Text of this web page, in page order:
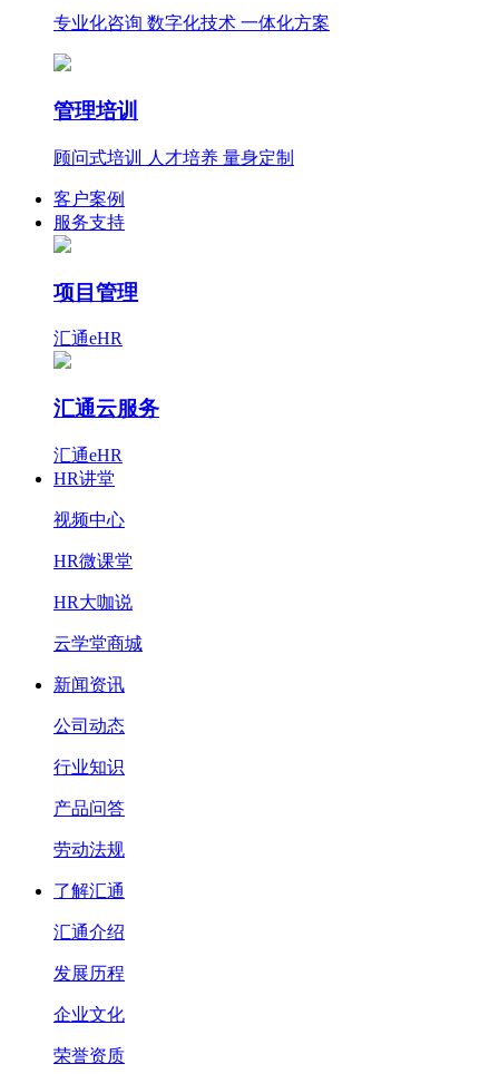
专业化咨询 数字化技术 一体化方案
管理培训
顾问式培训 人才培养 量身定制
客户案例
服务支持
项目管理
汇通eHR
汇通云服务
汇通eHR
HR讲堂
视频中心
HR微课堂
HR大咖说
云学堂商城
新闻资讯
公司动态
行业知识
产品问答
劳动法规
了解汇通
汇通介绍
发展历程
企业文化
荣誉资质